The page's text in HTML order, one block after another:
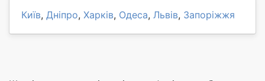
Київ, Дніпро, Харків, Одеса, Львів, Запоріжжя